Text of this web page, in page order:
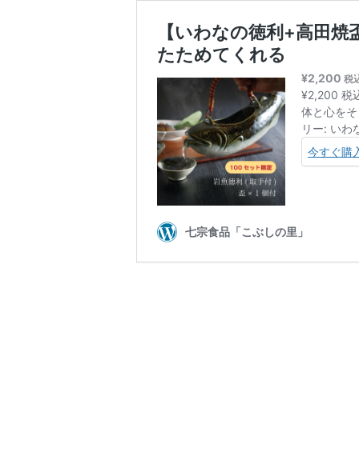
【いわなの徳利+高田
たためてくれる
¥2,200 税
¥2,200 税
体と心を
リー: い
今すぐ購
七宗食品「こぶしの里」